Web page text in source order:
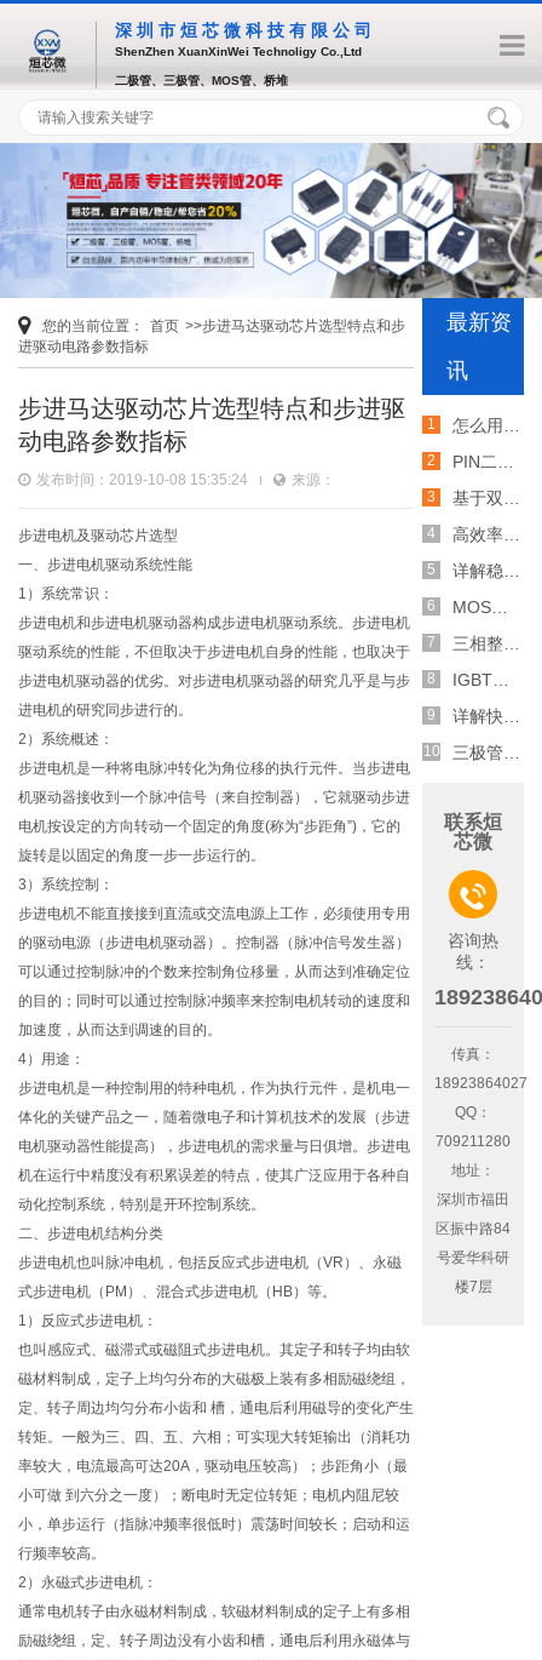
深圳市烜芯微科技有限公司
ShenZhen XuanXinWei Technoligy Co.,Ltd
二极管、三极管、MOS管、桥堆
您的当前位置： 首页 >>步进马达驱动芯片选型特点和步
进驱动电路参数指标
步进马达驱动芯片选型特点和步进驱
动电路参数指标
发布时间：2019-10-08 15:35:24 来源：
步进电机及驱动芯片选型
一、步进电机驱动系统性能
1）系统常识：
步进电机和步进电机驱动器构成步进电机驱动系统。步进电机
驱动系统的性能，不但取决于步进电机自身的性能，也取决于
步进电机驱动器的优劣。对步进电机驱动器的研究几乎是与步
进电机的研究同步进行的。
2）系统概述：
步进电机是一种将电脉冲转化为角位移的执行元件。当步进电
机驱动器接收到一个脉冲信号（来自控制器），它就驱动步进
电机按设定的方向转动一个固定的角度(称为“步距角”)，它的
旋转是以固定的角度一步一步运行的。
3）系统控制：
步进电机不能直接接到直流或交流电源上工作，必须使用专用
的驱动电源（步进电机驱动器）。控制器（脉冲信号发生器）
可以通过控制脉冲的个数来控制角位移量，从而达到准确定位
的目的；同时可以通过控制脉冲频率来控制电机转动的速度和
加速度，从而达到调速的目的。
4）用途：
步进电机是一种控制用的特种电机，作为执行元件，是机电一
体化的关键产品之一，随着微电子和计算机技术的发展（步进
电机驱动器性能提高），步进电机的需求量与日俱增。步进电
机在运行中精度没有积累误差的特点，使其广泛应用于各种自
动化控制系统，特别是开环控制系统。
二、步进电机结构分类
步进电机也叫脉冲电机，包括反应式步进电机（VR）、永磁
式步进电机（PM）、混合式步进电机（HB）等。
1）反应式步进电机：
也叫感应式、磁滞式或磁阻式步进电机。其定子和转子均由软
磁材料制成，定子上均匀分布的大磁极上装有多相励磁绕组，
定、转子周边均匀分布小齿和 槽，通电后利用磁导的变化产生
转矩。一般为三、四、五、六相；可实现大转矩输出（消耗功
率较大，电流最高可达20A，驱动电压较高）；步距角小（最
小可做 到六分之一度）；断电时无定位转矩；电机内阻尼较
小，单步运行（指脉冲频率很低时）震荡时间较长；启动和运
行频率较高。
2）永磁式步进电机：
通常电机转子由永磁材料制成，软磁材料制成的定子上有多相
励磁绕组，定、转子周边没有小齿和槽，通电后利用永磁体与
最新资
讯
怎么用TVS二极管提高电路的抗突波能力
PIN二极管的电导调制机制和应用介绍
基于双MOS管的防反灌电路工作原理介绍
高效率整流二极管的特性和应用介绍
详解稳压二极管的关键特性和应用原理
MOS管选型关键因素分析,怎么选择合适的参数
三相整流电路分析,半波整流与全波整流的工作原理
IGBT三相全桥整流电路工作原理介绍
详解快恢复二极管,结构,特性和应用介绍
三极管和MOS管组合式开关电路分析
联系烜
芯微

咨询热
线：
传真：
18923864027
QQ：
709211280
地址：
深圳市福田
区振中路84
号爱华科研
楼7层